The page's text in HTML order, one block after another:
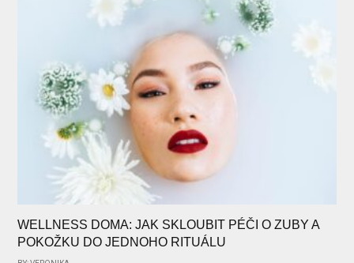
WELLNESS DOMA: JAK SKLOUBIT PÉČI O ZUBY A
POKOŽKU DO JEDNOHO RITUÁLU